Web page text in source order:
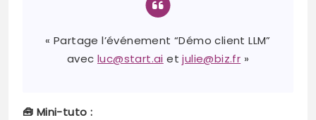
« Partage l’événement “Démo client LLM”
avec luc@start.ai etjulie@biz.fr »
🧰 Mini-tuto :